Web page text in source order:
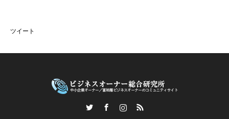
ツイート
InstagramRSS